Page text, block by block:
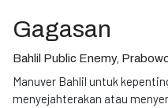
Gagasan
Bahlil Public Enemy,
Manuver Bahlil untuk
menyejahterakan atau